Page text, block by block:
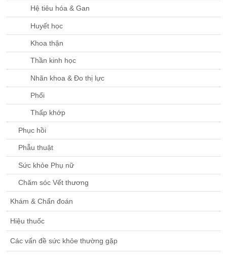
Hệ tiêu hóa & Gan
Huyết học
Khoa thận
Thần kinh học
Nhãn khoa & Đo thị lực
Phổi
Thấp khớp
Phục hồi
Phẫu thuật
Sức khỏe Phụ nữ
Chăm sóc Vết thương
Khám & Chẩn đoán
Hiệu thuốc
Các vấn đề sức khỏe thường gặp